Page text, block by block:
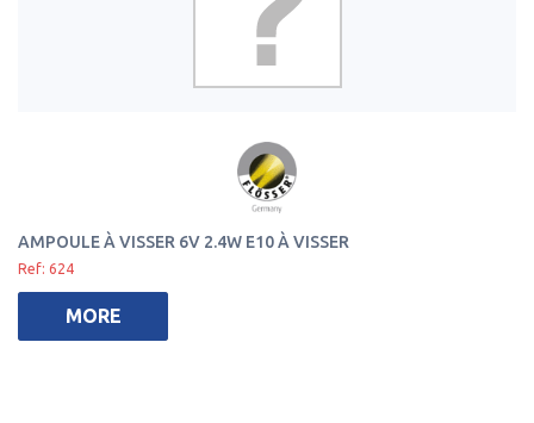
AMPOULE À VISSER 6V 2.4W E10 À VISSER
Ref: 624
MORE